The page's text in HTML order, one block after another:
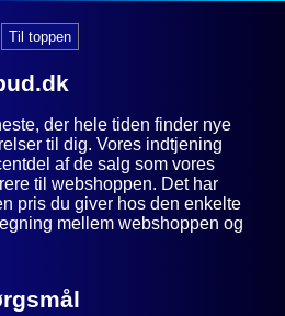
Til toppen
der hele tiden finder nye
til dig. Vores indtjening
af de salg som vores
til webshoppen. Det har
pris du giver hos den enkelte
mellem webshoppen og